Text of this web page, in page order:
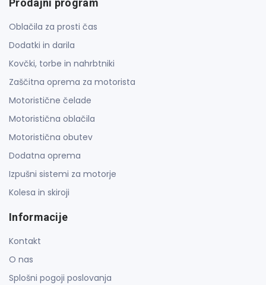
Oblačila za prosti čas
Dodatki in darila
Kovčki, torbe in nahrbtniki
Zaščitna oprema za motorista
Motoristične čelade
Motoristična oblačila
Motoristična obutev
Dodatna oprema
Izpušni sistemi za motorje
Kolesa in skiroji
Informacije
Kontakt
O nas
Splošni pogoji poslovanja